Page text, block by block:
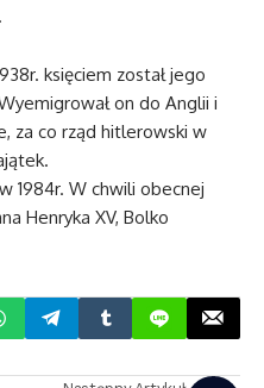
księciem został jego
on do Anglii i
za co rząd hitlerowski w
1984r. W chwili obecnej
Henryka XV, Bolko